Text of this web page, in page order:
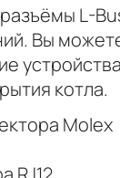
L-
Вы
котла.
Molex